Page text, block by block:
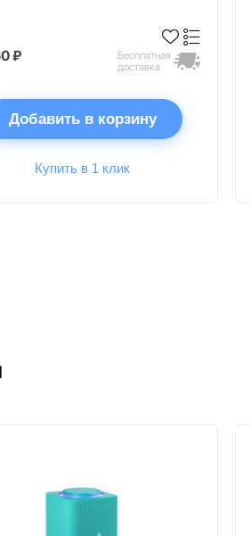
₽
Бесплатная
доставка
Добавить в корзину
Купить в 1 клик